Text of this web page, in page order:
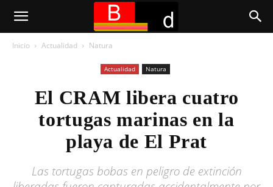
Inicio Actualidad Natura
Actualidad Natura
El CRAM libera cuatro
tortugas marinas en la
playa de El Prat
Las tortugas bobas en peligro de extinción